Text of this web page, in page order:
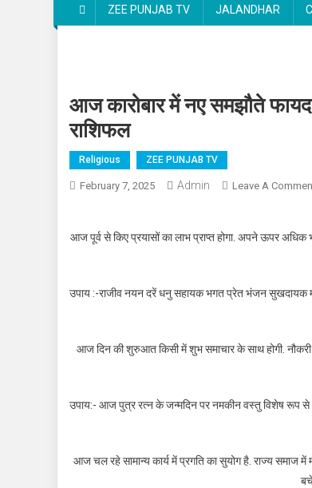
ZEE PUNJAB TV JALANDHAR
आज कारोबार में नए समझौते
राशिफल
Religious ZEE PUNJAB TV
February 7, 2025 Admin Leave A
आज पूर्व से किए प्रयासों का लाभ प्राप्त होगा. अपने ऊपर अधिक
उपाय :-राजीव नयन दरें धनु सहायक भगत प्रेत भंजन सुखदायक
आज दिन की शुरुआत किसी में शुभ समाचार के साथ होगी. नौकरी में
उपाय:- आज पुत्र रत्न के जन्मदिन पर नमकीन वस्तु विशेष रूप से
आज चल रहे सामान्य कार्य में प्रगति का सुयोग है. राज्य समाज में